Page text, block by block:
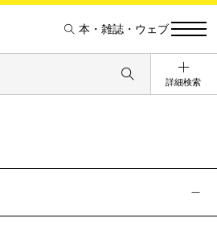
本・雑誌・ウェブ
詳細検索